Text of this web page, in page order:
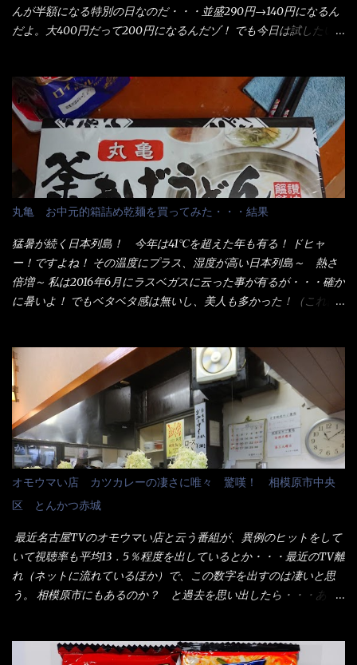
んが半額になる特別の日なのだ・・・並盛290円→140円になるん
だよ。大400円だって200円になるんだゾ！ でも今日は試したい
でる～ でもコレって食べきるまで湯に浸かっているわけで、最
初と最後では麺の固さというかコシが違う！ だったら湯なんか要
らないじゃん！ 茹で上げ直後の麺だけいいよ！となるでしょ
う。 事前にググって調べたら、やっぱり＜湯無し＞注文は、裏注
文方法としてあるらしい。 それと店員によっては、理解出来ない
者も居るらしい云う事。 そこでランチ混雑前に、行くのが店への
配慮でもある。 11:20 店内に入り・・・『釜揚げうどん得を湯ナ
シで！』と注文したら、近場にいたオッサン店員はキョトンとし
た顔『湯なし？』（これだ全く理解していないな） すると茹で方
の若い女性店員が『いい！いい！！』とオッサンを向こうへやっ
た。 でサッサと、木桶を用意してうどんだけ入れて出して来まし
た。 な～るほど、この事か・・・ で今日の2021年後半1回目のサ
＞サイズを食べられるか？である。 前回も、大しか食べていない
からね、得がどれくらいの満腹度になるのか？ この得サイズの木
桶は、銭湯で使う洗い桶サイズだなぁ～ この木桶サイズに、満々
と湯が注がれていたら食べ進むうちに、麺が伸びてしまうだろ
う。 これなら茹で上がった直後のままで、食べ進められるじゃな
いか！ 別皿で、葱と天かすを満タンに用意して、山葵も2つ。 そ
れに湯が無い利点として、汁が薄まらない！ これだよ、こ
れ！！ 湯があると、うどんと共に汁の方へ湯までも入ってしま
う。つまりラーメンの麺にスープが絡む現象ですな。 結局、伸び
ずに汁も薄らむこともなく・・最後の方で＜だし汁＞を少し追加
しました。 腹イッパイだけど、得サイズは全てお腹の中へ収まっ
たし満足達成度100％ 苦しいと云う事も無いな！ まだ鶏天1個位
は入りそうだね。 と云う事で、今回＜釜揚げうどんの湯無し＞を
試したら、確...
丸亀 お中元的箱詰め乾麺を買ってみた・・・結果
猛暑が続く日本列島！ 今年は41℃を超えた年も有る！ ドヒャ
ー！ですよね！ その温度にプラス、湿度が高い日本列島～ 熱さ
倍増～ 私は2016年6月にラスベガスに云った事が有るが・・・確か
に暑いよ！ でもベタベタ感は無いし、美人も多かった！（これは
中元は、丁度お盆の夏場に日頃お世話になっている方への＜ご挨
拶＞としての贈り物の習慣です。 今では、大分廃れてしまってい
るかと・・・小生もお中元やお歳暮など送った事は無い！（キッ
パリ） まぁ～この慣習が残っているのは、官公庁や超大手企業戦
士（昇進目的）などの世界でしょう。 要は、ゴマスリ・・・てな
感じかな。 丸亀製麺と云えば、大阪誕生→全国区（北海道と沖縄
は？）へ広がった、讃岐饂飩チェーン店大手といっても過言では
無いでしょう。 各店舗で、毎日饂飩を打っているので饂飩好きの
方には店舗に寄って違う！と云う人も居るらしい・・ そんな大手
讃岐饂飩チェーン店と関係があるのか？ 箱詰め乾麺！ このパッ
ケージからすれば、間違いなく贈答用目的でしょう。 そんな贈答
用箱詰め饂飩・・・またもやメガドンキで発見し購入！ 中身は、
この様な状態です。 乾麺の束が6束／一パックになっており、それ
1280円と云った感じです。 で私は幾らで、メガドンキでゲットし
オモウマい店 カツカレーの凄さに唯々 驚嘆！ 相模原市中央
区 とんかつ赤城
最近名古屋TVのオモウマい店と云う番組が、異例のヒットをして
いて視聴率も平均13．5％程度を出しているとか・・・最近のTV離
れ（ネットに流れているほか）で、この数字を出すのは凄いと思
う。 相模原市にもあるのか？ と過去を思い出したら・・・あっ
当している。 まずはこれを見て欲しい！ カウンターに置かれた＜